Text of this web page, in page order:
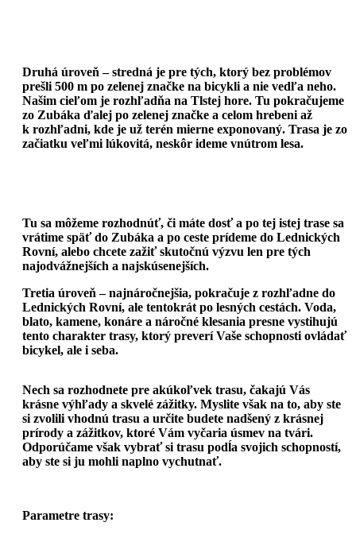
Druhá úroveň – stredná je pre tých, ktorý bez problémov
prešli 500 m po zelenej značke na bicykli a nie vedľa neho.
Našim cieľom je rozhľadňa na Tlstej hore. Tu pokračujeme
zo Zubáka ďalej po zelenej značke a celom hrebeni až
k rozhľadni, kde je už terén mierne exponovaný. Trasa je zo
začiatku veľmi lúkovitá, neskôr ideme vnútrom lesa.
Tu sa môžeme rozhodnúť, či máte dosť a po tej istej trase sa
vrátime späť do Zubáka a po ceste prídeme do Lednických
Rovní, alebo chcete zažiť skutočnú výzvu len pre tých
najodvážnejších a najskúsenejších.
Tretia úroveň – najnáročnejšia, pokračuje z rozhľadne do
Lednických Rovní, ale tentokrát po lesných cestách. Voda,
blato, kamene, konáre a náročné klesania presne vystihujú
tento charakter trasy, ktorý preverí Vaše schopnosti ovládať
bicykel, ale i seba.
Nech sa rozhodnete pre akúkoľvek trasu, čakajú Vás
krásne výhľady a skvelé zážitky. Myslite však na to, aby ste
si zvolili vhodnú trasu a určite budete nadšený z krásnej
prírody a zážitkov, ktoré Vám vyčaria úsmev na tvári.
Odporúčame však vybrať si trasu podĺa svojich schopností,
aby ste si ju mohli naplno vychutnať.
Parametre trasy: